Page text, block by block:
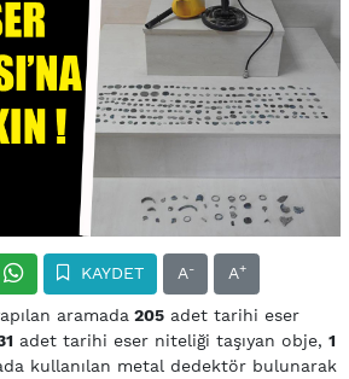
KAYDET A- A+
aramada 205 adet tarihi eser
adet tarihi eser niteliği taşıyan obje, 1
kullanılan metal dedektör bulunarak